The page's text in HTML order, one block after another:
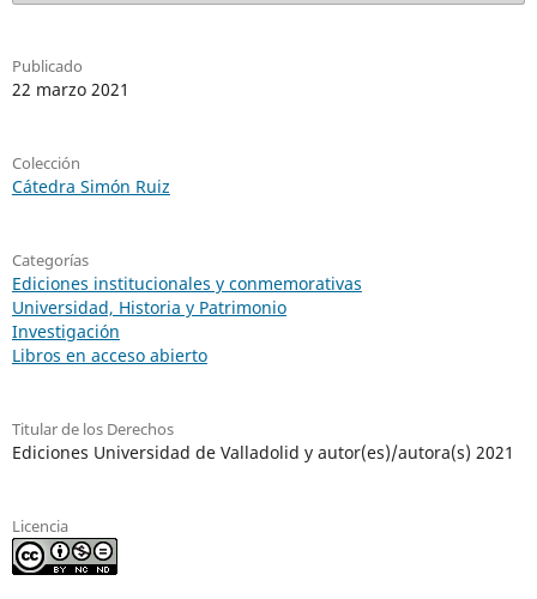
Publicado
22 marzo 2021
Colección
Cátedra Simón Ruiz
Categorías
Ediciones institucionales y conmemorativas
Universidad, Historia y Patrimonio
Investigación
Libros en acceso abierto
Titular de los Derechos
Ediciones Universidad de Valladolid y autor(es)/autora(s) 2021
Licencia